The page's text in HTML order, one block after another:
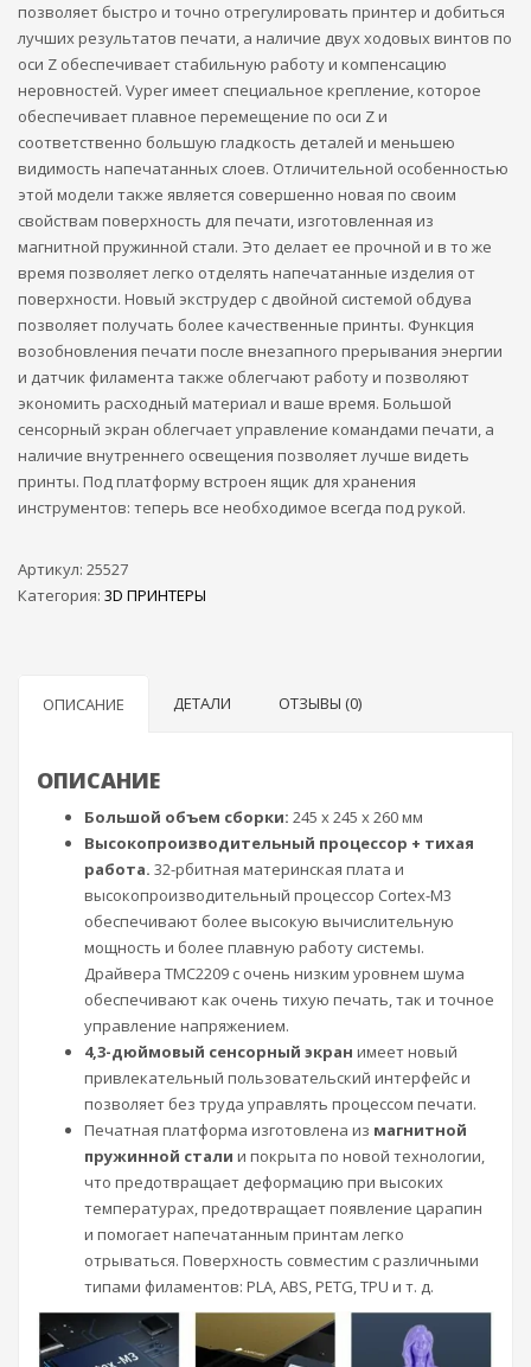
позволяет быстро и точно отрегулировать принтер и добиться
лучших результатов печати, а наличие двух ходовых винтов по
оси Z обеспечивает стабильную работу и компенсацию
неровностей. Vyper имеет специальное крепление, которое
обеспечивает плавное перемещение по оси Z и
соответственно большую гладкость деталей и меньшею
видимость напечатанных слоев. Отличительной особенностью
этой модели также является совершенно новая по своим
свойствам поверхность для печати, изготовленная из
магнитной пружинной стали. Это делает ее прочной и в то же
время позволяет легко отделять напечатанные изделия от
поверхности. Новый экструдер с двойной системой обдува
позволяет получать более качественные принты. Функция
возобновления печати после внезапного прерывания энергии
и датчик филамента также облегчают работу и позволяют
экономить расходный материал и ваше время. Большой
сенсорный экран облегчает управление командами печати, а
наличие внутреннего освещения позволяет лучше видеть
принты. Под платформу встроен ящик для хранения
инструментов: теперь все необходимое всегда под рукой.
Артикул: 25527
Категория: 3D ПРИНТЕРЫ
ОПИСАНИЕ ДЕТАЛИ ОТЗЫВЫ (0)
ОПИСАНИЕ
Большой объем сборки: 245 х 245 х 260 мм
Высокопроизводительный процессор + тихая
работа. 32-рбитная материнская плата и
высокопроизводительный процессор Cortex-M3
обеспечивают более высокую вычислительную
мощность и более плавную работу системы.
Драйвера TMC2209 с очень низким уровнем шума
обеспечивают как очень тихую печать, так и точное
управление напряжением.
4,3-дюймовый сенсорный экран имеет новый
привлекательный пользовательский интерфейс и
позволяет без труда управлять процессом печати.
Печатная платформа изготовлена ​​из магнитной
пружинной стали и покрыта по новой технологии,
что предотвращает деформацию при высоких
температурах, предотвращает появление царапин
и помогает напечатанным принтам легко
отрываться. Поверхность совместим с различными
типами филаментов: PLA, ABS, PETG, TPU и т. д.